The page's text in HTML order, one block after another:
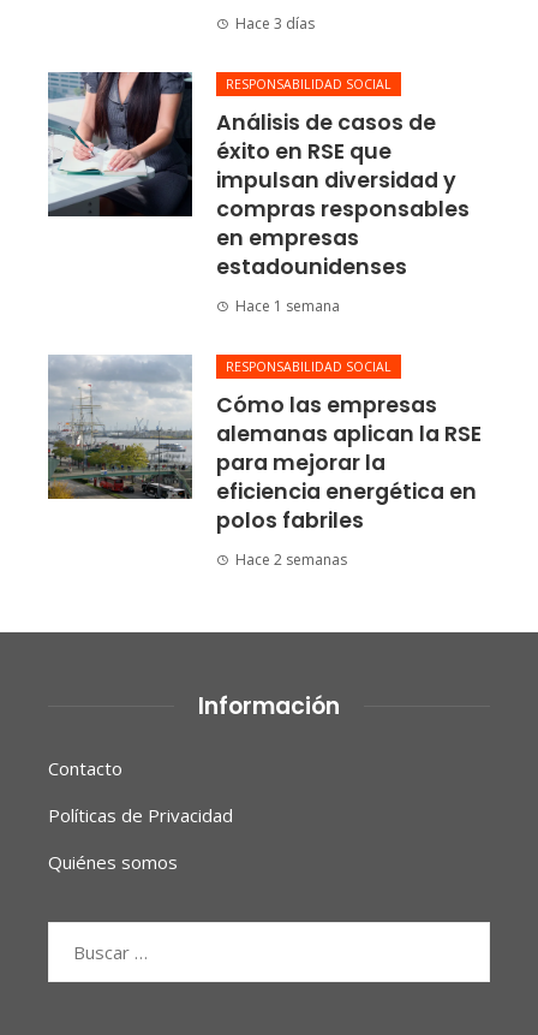
Hace 3 días
RESPONSABILIDAD SOCIAL
Análisis de casos de
éxito en RSE que
impulsan diversidad y
compras responsables
en empresas
estadounidenses
Hace 1 semana
RESPONSABILIDAD SOCIAL
Cómo las empresas
alemanas aplican la RSE
para mejorar la
eficiencia energética en
polos fabriles
Hace 2 semanas
Información
Contacto
Políticas de Privacidad
Quiénes somos